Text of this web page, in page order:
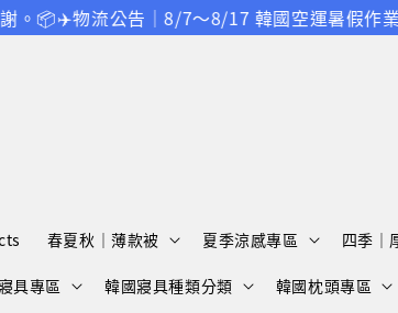
｜8/7～8/17 韓國空運暑假作業期間，台灣
春夏秋｜薄款被 夏季涼感專區 四季｜
具專區 韓國寢具種類分類 韓國枕頭專區